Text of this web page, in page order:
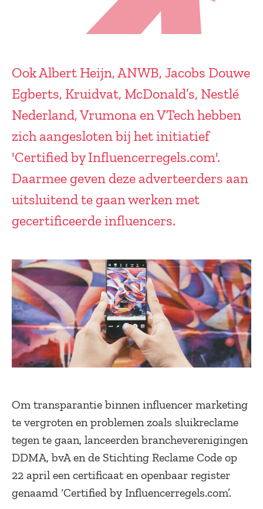
Ook Albert Heijn, ANWB, Jacobs Douwe
Egberts, Kruidvat, McDonald’s, Nestlé
Nederland, Vrumona en VTech hebben
zich aangesloten bij het initiatief
'Certified by Influencerregels.com'.
Daarmee geven deze adverteerders aan
uitsluitend te gaan werken met
gecertificeerde influencers.
Om transparantie binnen influencer marketing
te vergroten en problemen zoals sluikreclame
tegen te gaan, lanceerden brancheverenigingen
DDMA, bvA en de Stichting Reclame Code op
22 april een certificaat en openbaar register
genaamd ‘Certified by Influencerregels.com’.